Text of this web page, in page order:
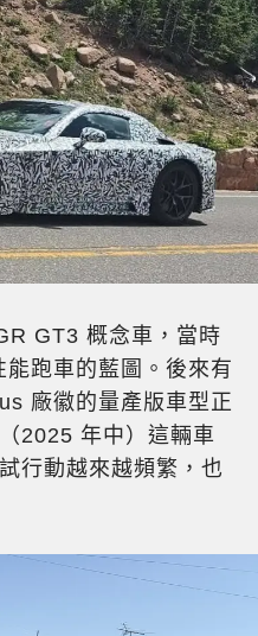
GT3 概念車，當時
跑車的藍圖。後來有
廠徽的量產版車型正
2025 年中）這輛車
行動越來越頻繁，也